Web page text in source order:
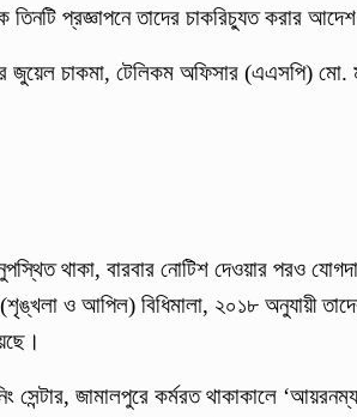
তিনটি প্রজ্ঞাপনে তাদের চাকরিচ্যুত করার
জুয়েল চাকমা, টেলিকম অফিসার (এএসপি) মো.
থাকা, বারবার নোটিশ দেওয়ার পরও
(শৃঙ্খলা ও আপিল) বিধিমালা, ২০১৮ অনুযায়ী
সেন্টার, জামালপুরে কর্মরত থাকাকালে